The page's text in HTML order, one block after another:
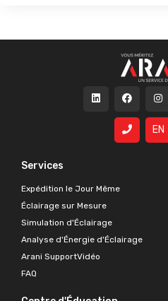
Services
Expédition le Jour Même
Éclairage sur Mesure
Simulation d'Éclairage
Analyse d'Énergie d'Éclairage
Arani SupportVidéo
FAQ
EN